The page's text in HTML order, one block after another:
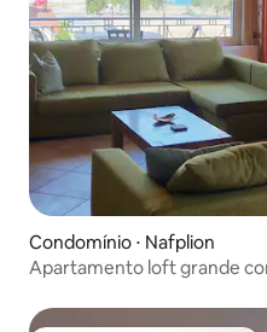
Condomínio ⋅ Nafplion
Apartamento loft grande